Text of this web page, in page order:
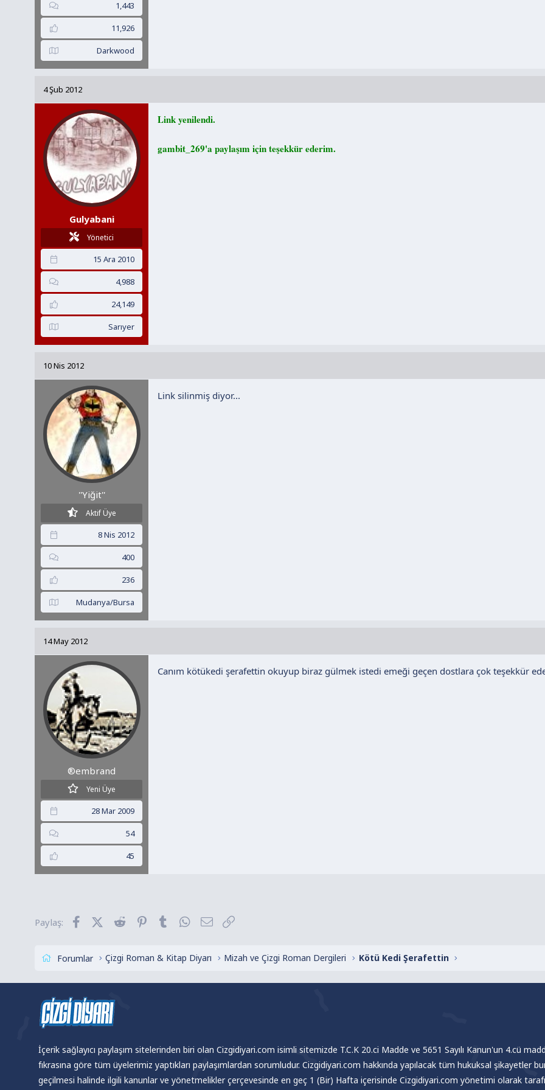
1,443
11,926
Darkwood
4 Şub 2012
Gulyabani
Yönetici
15 Ara 2010
4,988
24,149
Sarıyer
Link yenilendi.
gambit_269'a paylaşım için teşekkür ederim.
10 Nis 2012
''Yiğit''
Aktif Üye
8 Nis 2012
400
236
Mudanya/Bursa
Link silinmiş diyor...
14 May 2012
®embrand
Yeni Üye
28 Mar 2009
54
45
Canım kötükedi şerafettin okuyup biraz gülmek istedi emeği geçen dostlara çok teşekkür
Paylaş: FacebookX (Twitter)
Reddit PinterestTumblrWhatsApp
E-posta
Forumlar Çizgi Roman & Kitap Diyarı Mizah ve Çizgi Roman Dergileri Kötü Kedi Şerafettin
İçerik sağlayıcı paylaşım sitelerinden biri olan Cizgidiyari.com isimli sitemizde T.C.K 20.ci Madde ve 5651 Sayılı Kanun'un 4.cü
fıkrasına göre tüm üyelerimiz yaptıkları paylaşımlardan sorumludur. Cizgidiyari.com hakkında yapılacak tüm hukuksal şikayetler
geçilmesi halinde ilgili kanunlar ve yönetmelikler çerçevesinde en geç 1 (Bir) Hafta içerisinde Cizgidiyari.com yönetimi olarak